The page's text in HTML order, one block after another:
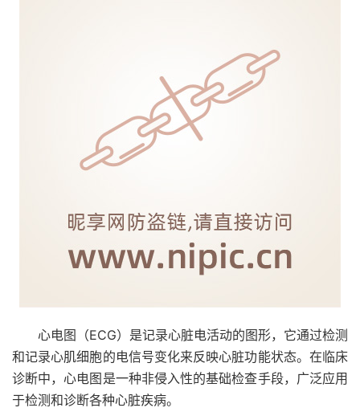
心电图（ECG）是记录心脏电活动的图形，它通过检测
和记录心肌细胞的电信号变化来反映心脏功能状态。在临床
诊断中，心电图是一种非侵入性的基础检查手段，广泛应用
于检测和诊断各种心脏疾病。